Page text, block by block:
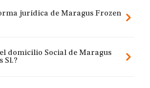
jurídica de Maragus Frozen
domicilio Social de Maragus
Sl.?